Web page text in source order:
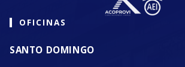
OFICINAS
SANTO DOMINGO